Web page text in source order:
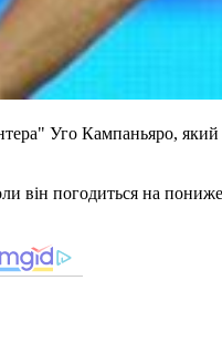
Уго Кампаньяро,
він погодиться на